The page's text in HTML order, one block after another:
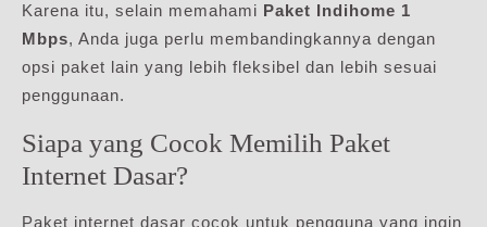
Karena itu, selain memahami Paket Indihome 1
Mbps, Anda juga perlu membandingkannya dengan
opsi paket lain yang lebih fleksibel dan lebih sesuai
penggunaan.
Siapa yang Cocok Memilih Paket
Internet Dasar?
Paket internet dasar cocok untuk pengguna yang ingin